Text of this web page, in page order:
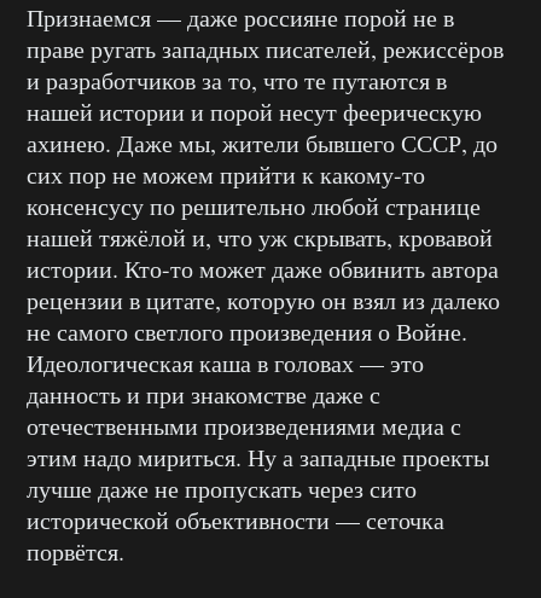
Признаемся — даже россияне порой не в
праве ругать западных писателей, режиссёров
и разработчиков за то, что те путаются в
нашей истории и порой несут феерическую
ахинею. Даже мы, жители бывшего СССР, до
сих пор не можем прийти к какому-то
консенсусу по решительно любой странице
нашей тяжёлой и, что уж скрывать, кровавой
истории. Кто-то может даже обвинить автора
рецензии в цитате, которую он взял из далеко
не самого светлого произведения о Войне.
Идеологическая каша в головах — это
данность и при знакомстве даже с
отечественными произведениями медиа с
этим надо мириться. Ну а западные проекты
лучше даже не пропускать через сито
исторической объективности — сеточка
порвётся.